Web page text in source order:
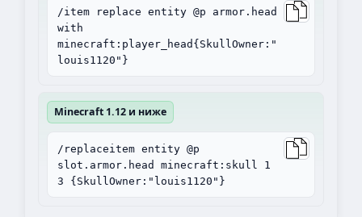
/item replace entity @p armor.head
with
minecraft:player_head{SkullOwner:"
louis1120"}
Minecraft 1.12 и ниже
/replaceitem entity @p
slot.armor.head minecraft:skull 1
3 {SkullOwner:"louis1120"}